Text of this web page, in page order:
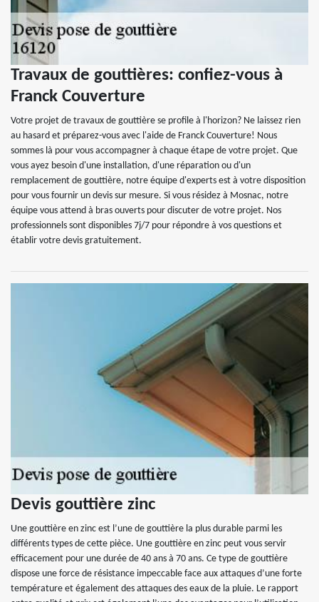
Travaux de gouttières: confiez-vous à
Franck Couverture
Votre projet de travaux de gouttière se profile à l'horizon? Ne laissez rien
au hasard et préparez-vous avec l'aide de Franck Couverture! Nous
sommes là pour vous accompagner à chaque étape de votre projet. Que
vous ayez besoin d'une installation, d'une réparation ou d'un
remplacement de gouttière, notre équipe d'experts est à votre disposition
pour vous fournir un devis sur mesure. Si vous résidez à Mosnac, notre
équipe vous attend à bras ouverts pour discuter de votre projet. Nos
professionnels sont disponibles 7j/7 pour répondre à vos questions et
établir votre devis gratuitement.
Devis gouttière zinc
Une gouttière en zinc est l’une de gouttière la plus durable parmi les
différents types de cette pièce. Une gouttière en zinc peut vous servir
efficacement pour une durée de 40 ans à 70 ans. Ce type de gouttière
dispose une force de résistance impeccable face aux attaques d’une forte
température et également des attaques des eaux de la pluie. Le rapport